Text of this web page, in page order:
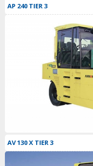
AP 240 TIER 3
AV 130 X TIER 3